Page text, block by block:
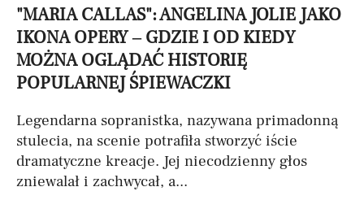
"MARIA CALLAS": ANGELINA JOLIE JAKO
IKONA OPERY – GDZIE I OD KIEDY
MOŻNA OGLĄDAĆ HISTORIĘ
POPULARNEJ ŚPIEWACZKI
Legendarna sopranistka, nazywana primadonną
stulecia, na scenie potrafiła stworzyć iście
dramatyczne kreacje. Jej niecodzienny głos
zniewalał i zachwycał, a...